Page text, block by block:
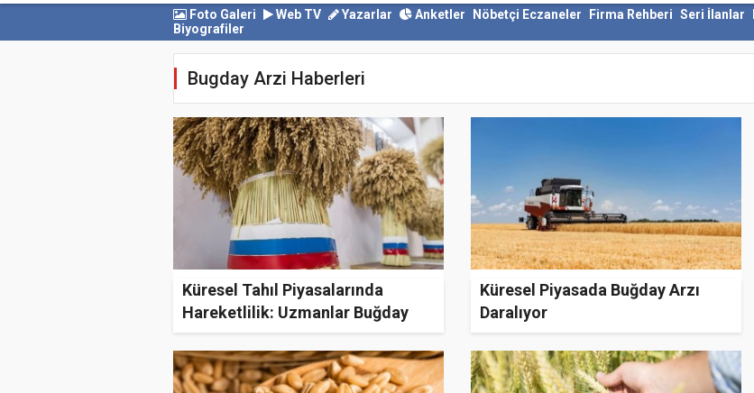
Foto Galeri
Web TV Yazarlar Anketler Nöbetçi Eczaneler Firma Rehberi Seri İlanlar
Biyografiler
Bugday Arzi Haberleri
Küresel Tahıl Piyasalarında
Hareketlilik: Uzmanlar Buğday
İhracatında Yeni Bir Artış Dönemi
Bekliyor!
Küresel Piyasada Buğday Arzı
Daralıyor